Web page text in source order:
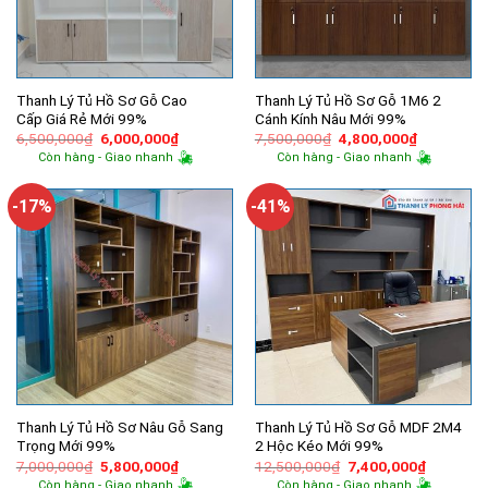
Thanh Lý Tủ Hồ Sơ Gỗ Cao
Cấp Giá Rẻ Mới 99%
6,500,000₫ Giá
gốc
là:
6,000,000₫Giá
hiện
tại
6,000,000₫.
Còn hàng - Giao nhanh
Thanh Lý Tủ Hồ Sơ Gỗ 1M6 2
Cánh Kính Nâu Mới 99%
7,500,000₫ Giá
gốc
là:
4,800,000₫Giá
hiện
tại
Còn hàng - Giao nhanh
-17%
Thanh Lý Tủ Hồ Sơ Nâu Gỗ Sang
Trọng Mới 99%
7,000,000₫ Giá
gốc
5,800,000₫Giá
hiện
Còn hàng - Giao nhanh
-41%
Thanh Lý Tủ Hồ Sơ Gỗ MDF 2M4
2 Hộc Kéo Mới 99%
12,500,000₫ Giá
gốc
7,400,000₫Giá
hiện
Còn hàng - Giao nhanh